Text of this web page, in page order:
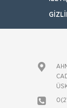
Haritası
İZMİR
Ekrem
Geleceğini
NN
NN Hayat
ya da İyi